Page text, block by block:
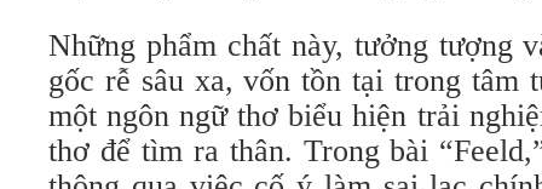
Những phẩm chất này, tưởng tượng
gốc rễ sâu xa, vốn tồn tại trong tâm
một ngôn ngữ thơ biểu hiện trải
thơ để tìm ra thân. Trong bài